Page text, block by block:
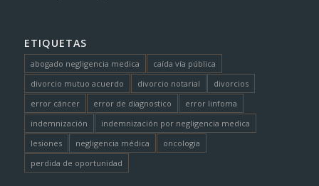
ETIQUETAS
abogado negligencia medica
caída vía pública
divorcio mutuo acuerdo
divorcio notarial
divorcios
error cáncer
error de diagnostico
error linfoma
indemnización
indemnización por negligencia medica
lesiones
negligencia médica
oncologia
perdida de oportunidad